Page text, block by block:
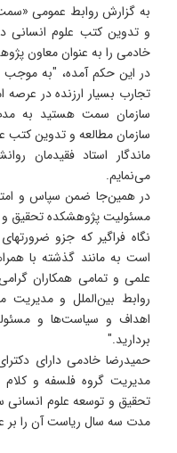
به گزارش روابط عمومی
و تدوین کتب علوم
خادمی را به عنوان معاون
در این حکم آمده، "به موجب
تجارب بسیار ارزنده در
سازمان سمت هستید به
سازمان مطالعه و تدوین کتب
ماندگار استاد فقیدمان
می‌نمایم.
در همین‌جا ضمن سپاس و
مسئولیت پژوهشکده تحقیق و
نگاه فراگیر که جزو
است به مانند گذشته با
علمی و تمامی همکاران
روابط بین‌الملل و مدیریت
اهداف و سیاست‌ها و
بردارید."
حمیدرضا خادمی دارای
مدیریت گروه فلسفه و
تحقیق و توسعه علوم انسانی
مدت سه سال ریاست آن را بر